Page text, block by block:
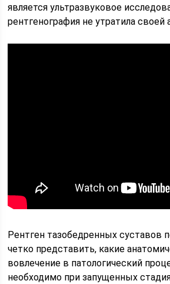
является ультразвуковое
рентгенография не утратила своей
Рентген тазобедренных суставов
четко представить, какие
вовлечение в патологический
необходимо при запущенных